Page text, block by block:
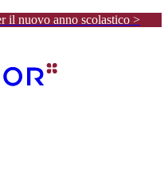
il nuovo anno scolastico >